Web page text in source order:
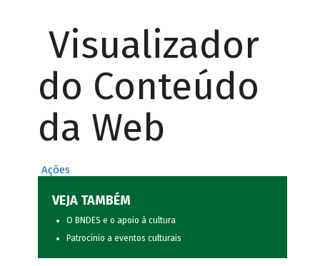
Visualizador
do Conteúdo
da Web
Ações
VEJA TAMBÉM
O BNDES e o apoio à cultura
Patrocínio a eventos culturais